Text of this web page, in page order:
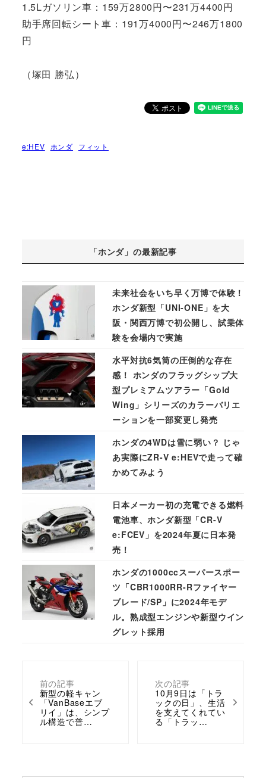
1.5Lガソリン車：159万2800円〜231万4400円
助手席回転シート車：191万4000円〜246万1800
円
（塚田 勝弘）
e:HEV ホンダ フィット
前の記事
新型の軽キャン
「VanBaseエブ
リイ」は、シンプ
ル構造で普…
次の記事
10月9日は「トラ
ックの日」、生活
を支えてくれてい
る「トラッ…
「ホンダ」の最新記事
未来社会をいち早く万博で体験！
ホンダ新型「UNI-ONE」を大
阪・関西万博で初公開し、試乗体
験を会場内で実施
水平対抗6気筒の圧倒的な存在
感！ ホンダのフラッグシップ大
型プレミアムツアラー「Gold
Wing」シリーズのカラーバリエ
ーションを一部変更し発売
ホンダの4WDは雪に弱い？ じゃ
あ実際にZR-V e:HEVで走って確
かめてみよう
日本メーカー初の充電できる燃料
電池車、ホンダ新型「CR-V
e:FCEV」を2024年夏に日本発
売！
ホンダの1000ccスーパースポー
ツ「CBR1000RR-Rファイヤー
ブレード/SP」に2024年モデ
ル。熟成型エンジンや新型ウイン
グレット採用